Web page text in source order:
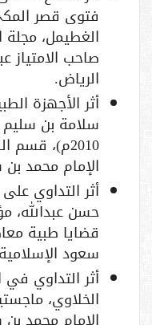
فتوى قصر
الغطيمل، مجلة
صاحب الامتياز
الرياض.
أثر الأجهزة
2010م)،
الإمام محمد
أثر التداوي
حسن عبدالله،
قضايا طبية
سعود الإسلامية،
أثر التداوي
الخلاوي،